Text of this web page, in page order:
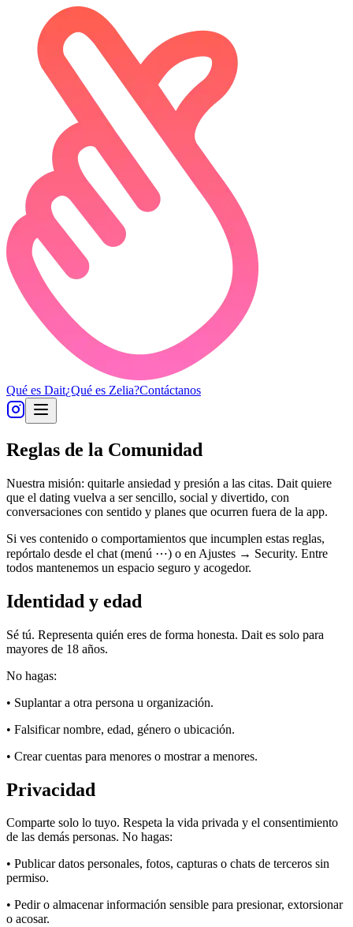
Qué es Dait¿Qué es Zelia?Contáctanos
Reglas de la Comunidad
Nuestra misión: quitarle ansiedad y presión a las citas. Dait quiere
que el dating vuelva a ser sencillo, social y divertido, con
conversaciones con sentido y planes que ocurren fuera de la app.
Si ves contenido o comportamientos que incumplen estas reglas,
repórtalo desde el chat (menú ⋯) o en Ajustes → Security. Entre
todos mantenemos un espacio seguro y acogedor.
Identidad y edad
Sé tú. Representa quién eres de forma honesta. Dait es solo para
mayores de 18 años.
No hagas:
• Suplantar a otra persona u organización.
• Falsificar nombre, edad, género o ubicación.
• Crear cuentas para menores o mostrar a menores.
Privacidad
Comparte solo lo tuyo. Respeta la vida privada y el consentimiento
de las demás personas. No hagas:
• Publicar datos personales, fotos, capturas o chats de terceros sin
permiso.
• Pedir o almacenar información sensible para presionar, extorsionar
o acosar.